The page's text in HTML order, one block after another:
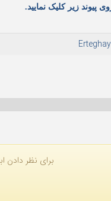
پیوند زیر کلیک نمایید.
برای نظر دادن